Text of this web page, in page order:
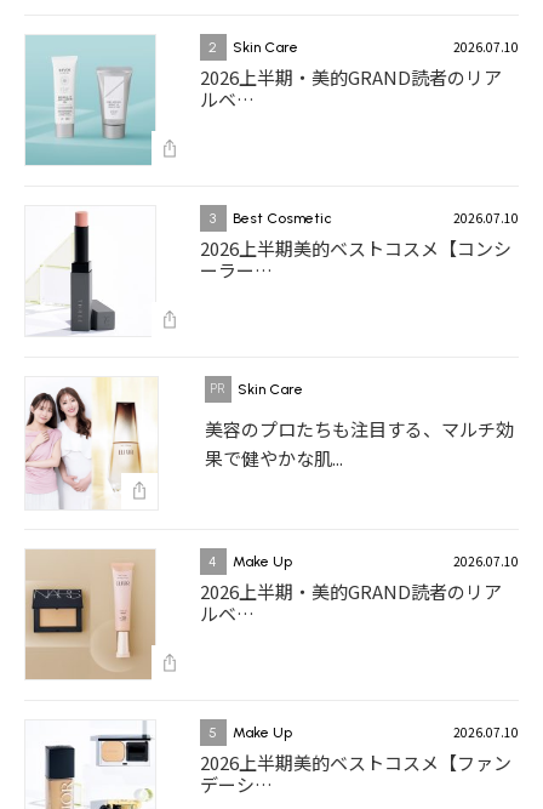
2 Skin Care 2026.07.10
2026上半期・美的GRAND読者のリア
ルベ…
3 Best Cosmetic 2026.07.10
2026上半期美的ベストコスメ【コンシ
ーラー…
Skin Care
美容のプロたちも注目する、マルチ効
果で健やかな肌...
4 Make Up 2026.07.10
2026上半期・美的GRAND読者のリア
ルベ…
5 Make Up 2026.07.10
2026上半期美的ベストコスメ【ファン
デーシ…